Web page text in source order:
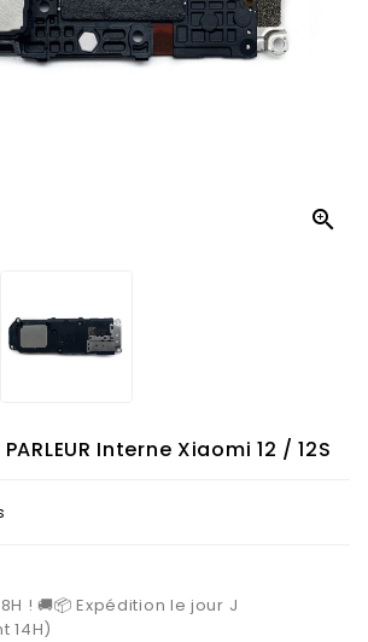

Interne Xiaomi 12 / 12S
! 🚚📦 Expédition le jour J
14H)